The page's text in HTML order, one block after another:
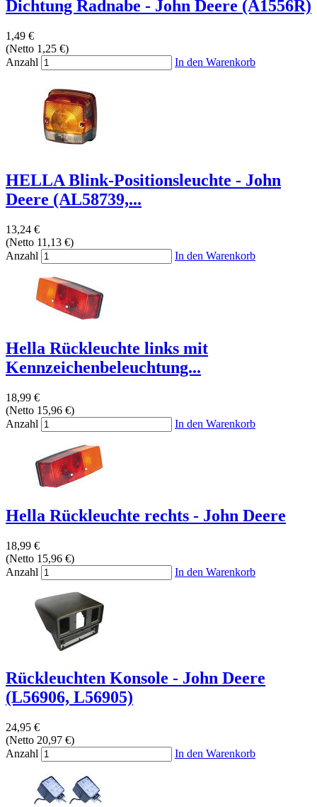
Dichtung Radnabe - John Deere (A1556R)
1,49 €
(Netto 1,25 €)
Anzahl
In den Warenkorb
HELLA Blink-Positionsleuchte - John
Deere (AL58739,...
13,24 €
(Netto 11,13 €)
Anzahl
In den Warenkorb
Hella Rückleuchte links mit
Kennzeichenbeleuchtung...
18,99 €
(Netto 15,96 €)
Anzahl
In den Warenkorb
Hella Rückleuchte rechts - John Deere
18,99 €
(Netto 15,96 €)
Anzahl
In den Warenkorb
Rückleuchten Konsole - John Deere
(L56906, L56905)
24,95 €
(Netto 20,97 €)
Anzahl
In den Warenkorb